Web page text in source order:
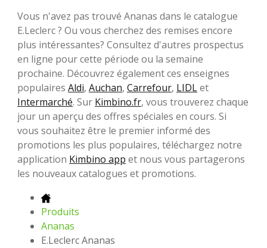
Vous n'avez pas trouvé Ananas dans le catalogue
E.Leclerc ? Ou vous cherchez des remises encore
plus intéressantes? Consultez d'autres prospectus
en ligne pour cette période ou la semaine
prochaine. Découvrez également ces enseignes
populaires Aldi, Auchan, Carrefour, LIDLet
Intermarché. Sur Kimbino.fr, vous trouverez chaque
jour un aperçu des offres spéciales en cours. Si
vous souhaitez être le premier informé des
promotions les plus populaires, téléchargez notre
application Kimbino app et nous vous partagerons
les nouveaux catalogues et promotions.
Produits
Ananas
E.Leclerc Ananas